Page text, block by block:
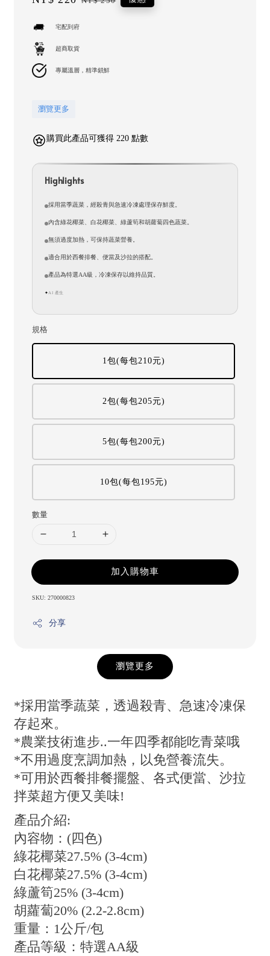
宅配到府
超商取貨
專屬溫層，精準鎖鮮
瀏覽更多
購買此產品可獲得 220 點數
Highlights
採用當季蔬菜，經殺青與急速冷凍處理保存鮮度。
內含綠花椰菜、白花椰菜、綠蘆筍和胡蘿蔔四色蔬菜。
無須過度加熱，可保持蔬菜營養。
適合用於西餐排餐、便當及沙拉的搭配。
產品為特選AA級，冷凍保存以維持品質。
✦AI 產生
規格
1包(每包210元)
2包(每包205元)
5包(每包200元)
10包(每包195元)
數量
加入購物車
SKU: 270000823
分享
瀏覽更多
*採用當季蔬菜，透過殺青、急速冷凍保
存起來。
*農業技術進步..一年四季都能吃青菜哦
*不用過度烹調加熱，以免營養流失。
*可用於西餐排餐擺盤、各式便當、沙拉
拌菜超方便又美味!
產品介紹:
內容物：(四色)
綠花椰菜27.5% (3-4cm)
白花椰菜27.5% (3-4cm)
綠蘆筍25% (3-4cm)
胡蘿蔔20% (2.2-2.8cm)
重量：1公斤/包
產品等級：特選AA級